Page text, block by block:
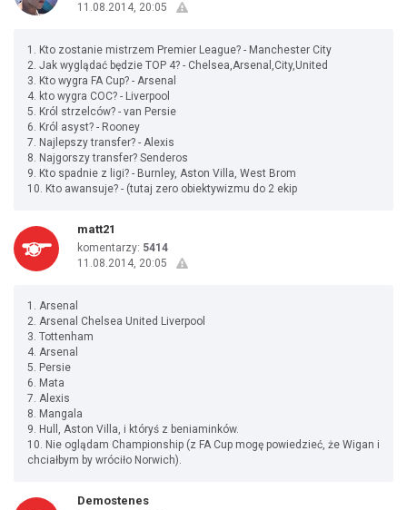
11.08.2014, 20:05
1. Kto zostanie mistrzem Premier League? - Manchester City
2. Jak wyglądać będzie TOP 4? - Chelsea,Arsenal,City,United
3. Kto wygra FA Cup? - Arsenal
4. kto wygra COC? - Liverpool
5. Król strzelców? - van Persie
6. Król asyst? - Rooney
7. Najlepszy transfer? - Alexis
8. Najgorszy transfer? Senderos
9. Kto spadnie z ligi? - Burnley, Aston Villa, West Brom
10. Kto awansuje? - (tutaj zero obiektywizmu do 2 ekip
matt21
komentarzy: 5414
11.08.2014, 20:05
1. Arsenal
2. Arsenal Chelsea United Liverpool
3. Tottenham
4. Arsenal
5. Persie
6. Mata
7. Alexis
8. Mangala
9. Hull, Aston Villa, i któryś z beniaminków.
10. Nie oglądam Championship (z FA Cup mogę powiedzieć, że Wigan i
chciałbym by wróciło Norwich).
Demostenes